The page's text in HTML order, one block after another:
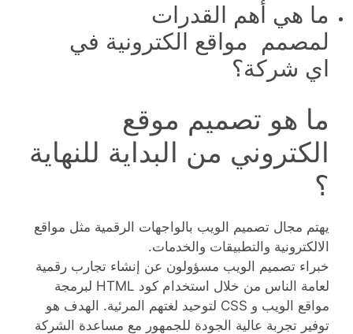
ما هي أهم القدرات
لمصمم مواقع الكترونية في
اي شركة؟
ما هو تصميم موقع
الكتروني من البداية للنهاية
؟
يهتم مجال تصميم الويب بالواجهات الرقمية مثل مواقع
الالكترونية والتطبيقات والخدمات.
خبراء تصميم الويب مسؤولون عن إنشاء تجارب رقمية
لعامة الناس من خلال استخدام كود HTML لبرمجة
مواقع الويب و CSS لتوحيد لغتهم المرئية. الهدف هو
توفير تجربة عالية الجودة للجمهور مع مساعدة الشركة